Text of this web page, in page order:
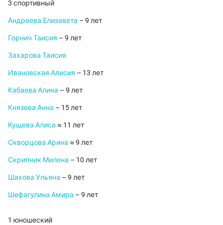
3 спортивный
Андреева Елизавета – 9 лет
Горнич Таисия – 9 лет
Захарова Таисия
Ивановская Алисия – 13 лет
Кабаева Алина – 9 лет
Князева Анна – 15 лет
Кущева Алиса ≈ 11 лет
Скворцова Арина ≈ 9 лет
Скрипник Милена – 10 лет
Шахова Ульяна – 9 лет
Шефагулина Амира – 9 лет
1 юношеский